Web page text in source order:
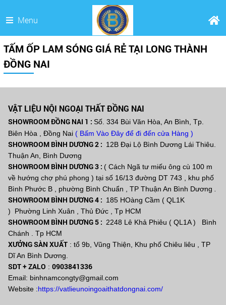
Menu
TẤM ỐP LAM SÓNG GIÁ RẺ TẠI LONG THÀNH
ĐỒNG NAI
VẬT LIỆU NỘI NGOẠI THẤT ĐỒNG NAI
SHOWROOM ĐỒNG NAI 1 :Số. 334 Bùi Văn Hòa, An Bình, Tp.
Biên Hòa , Đồng Nai ( Bấm Vào Đây để đi đến cửa Hàng )
SHOWROOM BÌNH DƯƠNG 2 : 12B Đại Lộ Bình Dương Lái Thiêu.
Thuận An, Bình Dương
SHOWROOM BÌNH DƯƠNG 3 : ( Cách Ngã tư miếu ông cù 100 m
về hướng chợ phú phong ) tại số 16/13 đường DT 743 , khu phố
Bình Phước B , phường Bình Chuẩn , TP Thuận An Bình Dương
SHOWROOM BÌNH DƯƠNG 4 : 185 HOàng Cầm ( QL1K
) Phường Linh Xuân , Thủ Đức , Tp HCM
SHOWROOM BÌNH DƯƠNG 5 : 2248 Lê Khả Phiêu ( QL1A ) Bình
Chánh . Tp HCM
XƯỞNG SÀN XUẤT : tổ 9b, Vũng Thiện, Khu phố Chiêu liêu , TP
Dĩ An Bình Dương.
SDT + ZALO :0903841336
Email: binhnamcongty@gmail.com
Website :https://vatlieunoingoaithatdongnai.com/